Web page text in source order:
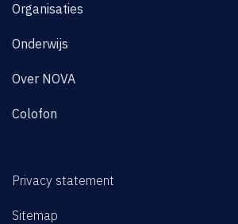
Organisaties
Onderwijs
Over NOVA
Colofon
Privacy statement
Sitemap